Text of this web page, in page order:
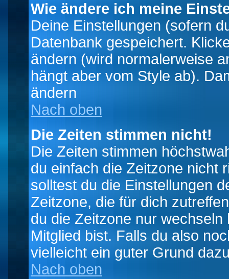
Wie ändere ich meine
Deine Einstellungen (sofern
Datenbank gespeichert.
ändern (wird normalerweise
hängt aber vom Style ab).
ändern
Nach oben
Die Zeiten stimmen nicht!
Die Zeiten stimmen
du einfach die Zeitzone nicht
solltest du die Einstellungen
Zeitzone, die für dich
du die Zeitzone nur
Mitglied bist. Falls du also
vielleicht ein guter Grund
Nach oben